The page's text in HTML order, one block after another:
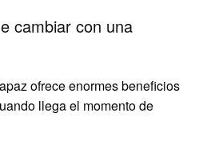
cambiar con una
ofrece enormes beneficios
llega el momento de